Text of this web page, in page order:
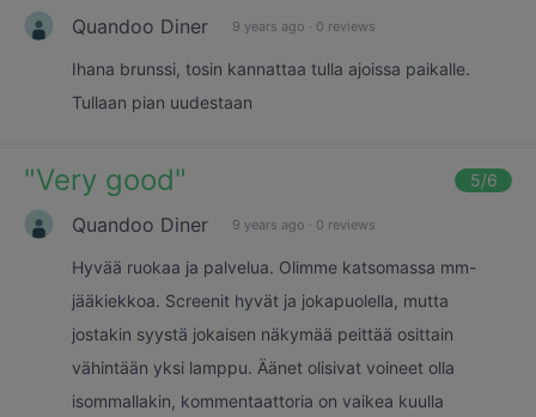
Quandoo Diner 9 years ago · 0 reviews
Ihana brunssi, tosin kannattaa tulla ajoissa paikalle.
Tullaan pian uudestaan
"Very good" 5/6
Quandoo Diner 9 years ago · 0 reviews
Hyvää ruokaa ja palvelua. Olimme katsomassa mm-
jääkiekkoa. Screenit hyvät ja jokapuolella, mutta
jostakin syystä jokaisen näkymää peittää osittain
vähintään yksi lamppu. Äänet olisivat voineet olla
isommallakin, kommentaattoria on vaikea kuulla